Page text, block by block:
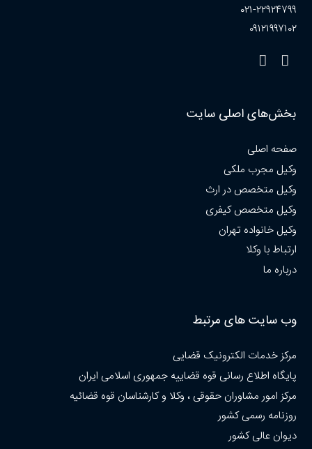
۰۲۱-۲۲۹۲۴۷۹۹
۰۹۱۲۱۹۹۷۱۰۲
بخش‌های اصلی سایت
صفحه اصلی
وکیل مجرب ملکی
وکیل متخصص در ارث
وکیل متخصص کیفری
وکیل خانواده تهران
ارتباط با وکلا
درباره ما
وب سایت های مرتبط
مرکز خدمات الکترونیک قضایی
پایگاه اطلاع رسانی قوه قضاییه جمهوری اسلامی ایران
مرکز امور مشاوران حقوقی ، وکلا و کارشناسان قوه قضائیه
روزنامه رسمی کشور
دیوان عالی کشور